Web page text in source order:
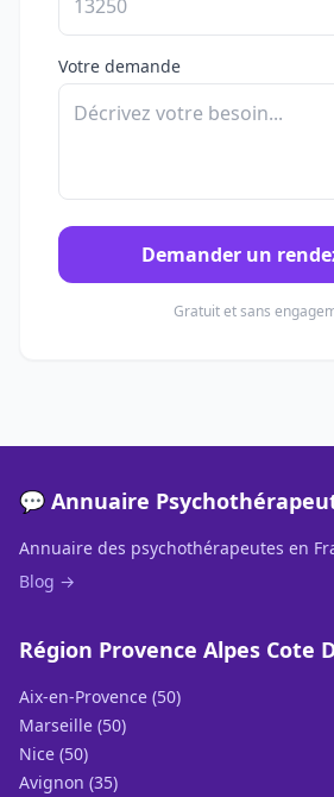
Votre demande
Demander un
Gratuit et sans
💬 Annuaire
Annuaire des psychothérapeutes en
Blog →
Région Provence Alpes Cote
Aix-en-Provence (50)
Marseille (50)
Nice (50)
Avignon (35)